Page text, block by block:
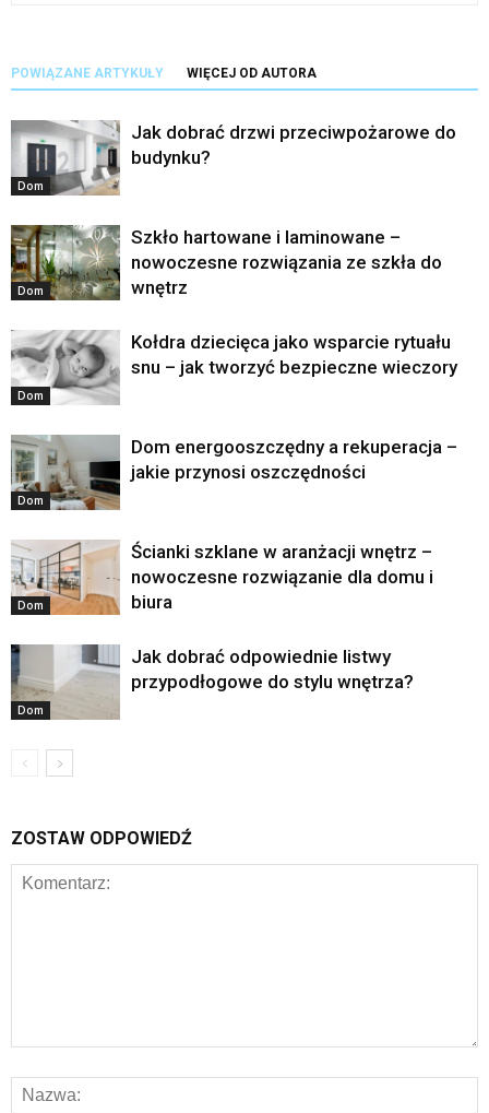
POWIĄZANE ARTYKUŁY WIĘCEJ OD AUTORA
Dom
Jak dobrać drzwi przeciwpożarowe do
budynku?
Dom
Szkło hartowane i laminowane –
nowoczesne rozwiązania ze szkła do
wnętrz
Dom
Kołdra dziecięca jako wsparcie rytuału
snu – jak tworzyć bezpieczne wieczory
Dom
Dom energooszczędny a rekuperacja –
jakie przynosi oszczędności
Dom
Ścianki szklane w aranżacji wnętrz –
nowoczesne rozwiązanie dla domu i
biura
Dom
Jak dobrać odpowiednie listwy
przypodłogowe do stylu wnętrza?
ZOSTAW ODPOWIEDŹ